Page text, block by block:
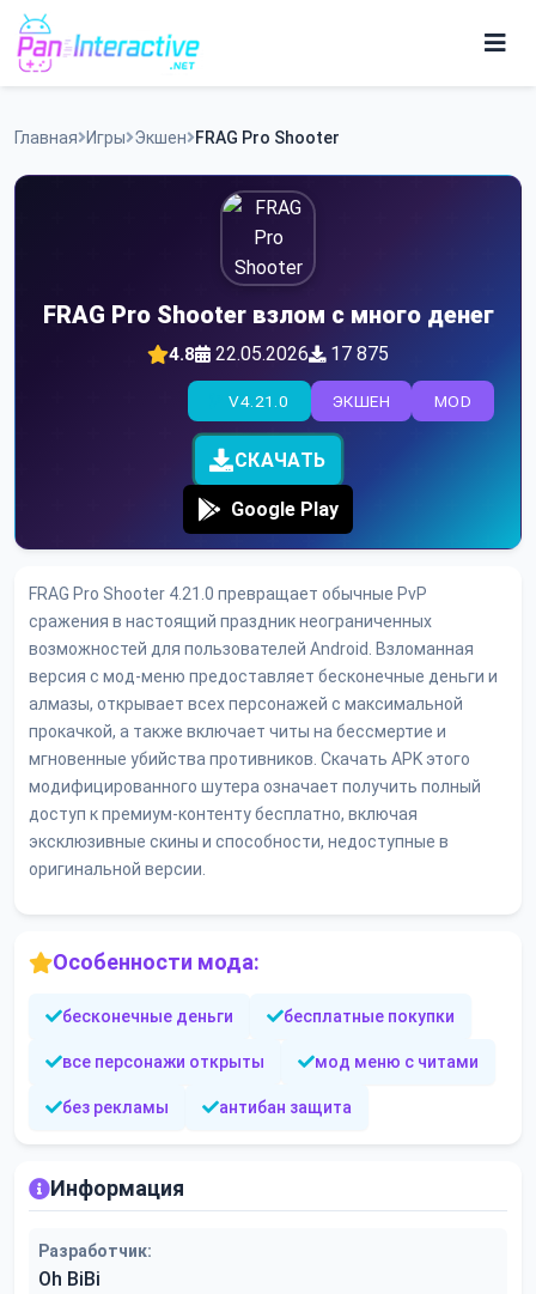
Skip
content
Программы
Главная Игры Экшен FRAG Pro Shooter
FRAG Pro Shooter взлом с много денег
4.8 22.05.2026 17 875
MOD
ЭКШЕН
V4.21.0
СКАЧАТЬ
Google Play
FRAG Pro Shooter 4.21.0 превращает обычные PvP
сражения в настоящий праздник неограниченных
возможностей для пользователей Android. Взломанная
версия с мод-меню предоставляет бесконечные деньги и
алмазы, открывает всех персонажей с максимальной
прокачкой, а также включает читы на бессмертие и
мгновенные убийства противников. Скачать APK этого
модифицированного шутера означает получить полный
доступ к премиум-контенту бесплатно, включая
эксклюзивные скины и способности, недоступные в
оригинальной версии.
Особенности мода:
бесконечные деньги бесплатные покупки
все персонажи открыты мод меню с читами
без рекламы антибан защита
Информация
Разработчик:
Oh BiBi